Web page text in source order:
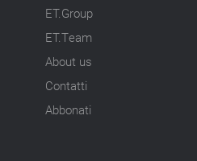
ET.Group
ET.Team
About us
Contatti
Abbonati